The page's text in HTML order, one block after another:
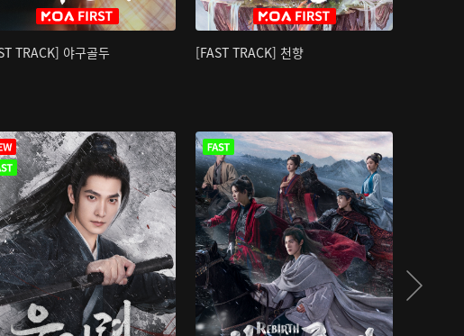
TRACK] 야구골두 [FAST TRACK] 천향